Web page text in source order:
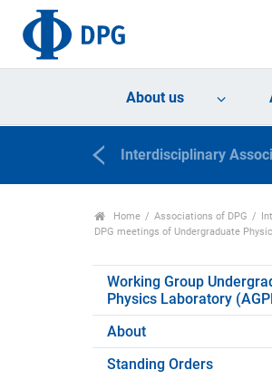
About us
Interdisciplinary
Home Associations of DPG
DPG meetings of Undergraduate
Working Group
Physics Laboratory
About
Standing Orders